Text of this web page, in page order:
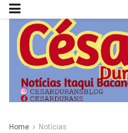
Home Notícias